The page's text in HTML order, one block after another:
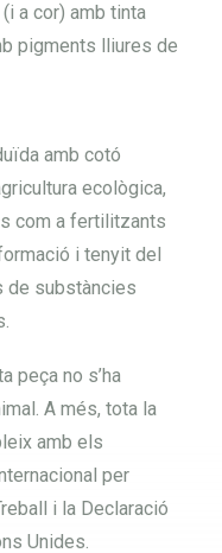
a cor) amb tinta
pigments lliures de
amb cotó
ecològica,
com a fertilitzants
i tenyit del
de substàncies
peça no s’ha
A més, tota la
amb els
per
i la Declaració
Unides.